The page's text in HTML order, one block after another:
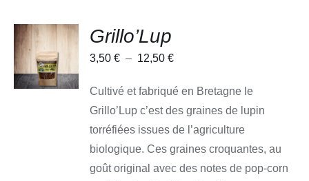
CHOIX
DES
OPTIONS
CE
PRODUIT
PLUSIEURS
PEUVENT
/
DÉTAILS
Grillo’Lup
3,50€ – 12,50€Plage
prix :
3,50 €
à
12,50 €
Cultivé et fabriqué en Bretagne le
Grillo’Lup c’est des graines de lupin
torréfiées issues de l’agriculture
biologique. Ces graines croquantes, au
goût original avec des notes de pop-corn